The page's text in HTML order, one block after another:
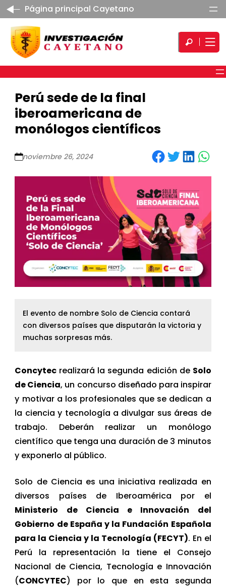
Página principal Cayetano
Perú sede de la final
iberoamericana de
monólogos científicos
noviembre 26, 2024 Share on Facebook Share on Twitter Share on LinkedIn Share on WhatsApp
El evento de nombre Solo de Ciencia contará
con diversos países que disputarán la victoria y
muchas sorpresas más.
Concytec realizará la segunda edición de Solo
de Ciencia, un concurso diseñado para inspirar
y motivar a los profesionales que se dedican a
la ciencia y tecnología a divulgar sus áreas de
trabajo. Deberán realizar un monólogo
científico que tenga una duración de 3 minutos
y exponerlo al público.
Solo de Ciencia es una iniciativa realizada en
diversos países de Iberoamérica por el
Ministerio de Ciencia e Innovación del
Gobierno de España y la Fundación Española
para la Ciencia y la Tecnología (FECYT). En el
Perú la representación la tiene el Consejo
Nacional de Ciencia, Tecnología e Innovación
(CONCYTEC) por lo que en esta segunda